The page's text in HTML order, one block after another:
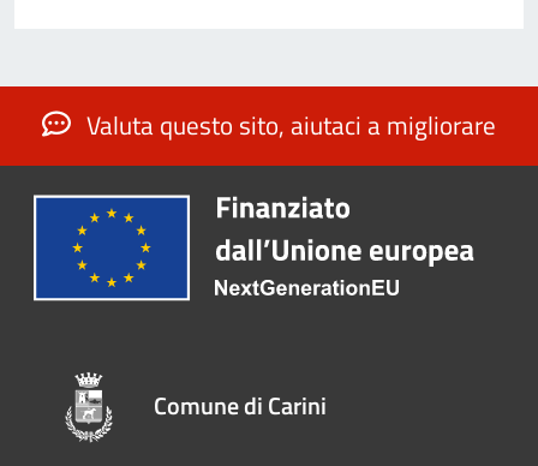
Valuta questo sito, aiutaci a migliorare
Comune di Carini